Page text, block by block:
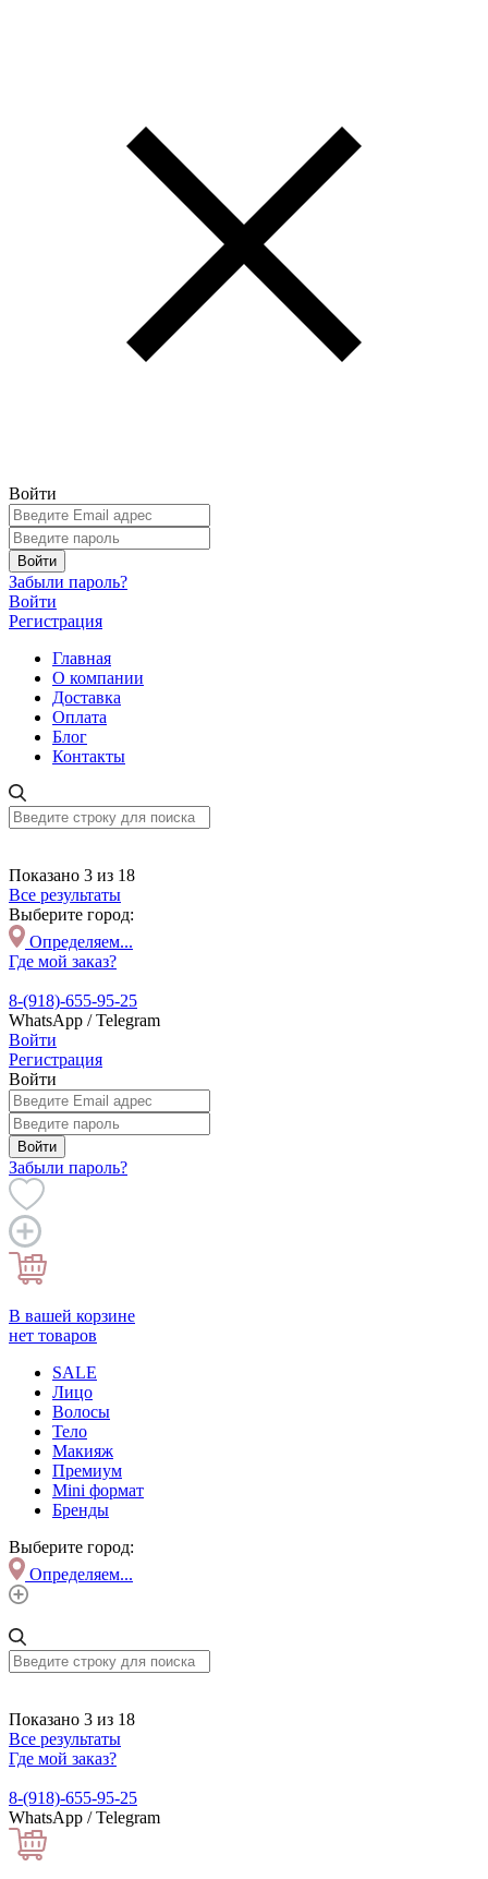
Войти
Войти
Забыли пароль?
Войти
Регистрация
Главная
О компании
Доставка
Оплата
Блог
Контакты
Показано 3 из 18
Все результаты
Выберите город:
Определяем...
Где мой заказ?
8-(918)-655-95-25
WhatsApp / Telegram
Войти
Регистрация
Войти
Войти
Забыли пароль?
В вашей корзине
нет товаров
SALE
Лицо
Волосы
Тело
Макияж
Премиум
Mini формат
Бренды
Выберите город:
Определяем...
Показано 3 из 18
Все результаты
Где мой заказ?
8-(918)-655-95-25
WhatsApp / Telegram